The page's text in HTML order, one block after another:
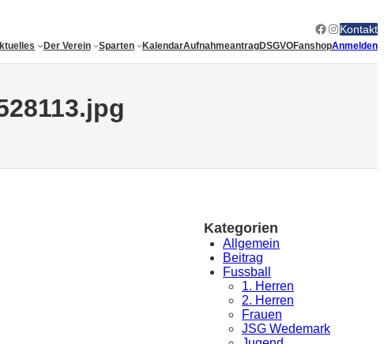
Facebook
Instagram
Kontakt
Der Verein Sparten KalendarAufnahmeantragDSGVOFanshopAnmelden
Kategorien
Allgemein
Beitrag
Fussball
1. Herren
2. Herren
Frauen
JSG Wedemark